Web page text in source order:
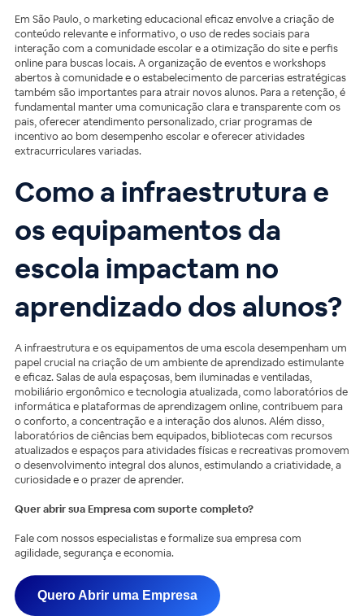
Em São Paulo, o marketing educacional eficaz envolve a criação de
conteúdo relevante e informativo, o uso de redes sociais para
interação com a comunidade escolar e a otimização do site e perfis
online para buscas locais. A organização de eventos e workshops
abertos à comunidade e o estabelecimento de parcerias estratégicas
também são importantes para atrair novos alunos. Para a retenção, é
fundamental manter uma comunicação clara e transparente com os
pais, oferecer atendimento personalizado, criar programas de
incentivo ao bom desempenho escolar e oferecer atividades
extracurriculares variadas.
Como a infraestrutura e
os equipamentos da
escola impactam no
aprendizado dos alunos?
A infraestrutura e os equipamentos de uma escola desempenham um
papel crucial na criação de um ambiente de aprendizado estimulante
e eficaz. Salas de aula espaçosas, bem iluminadas e ventiladas,
mobiliário ergonômico e tecnologia atualizada, como laboratórios de
informática e plataformas de aprendizagem online, contribuem para
o conforto, a concentração e a interação dos alunos. Além disso,
laboratórios de ciências bem equipados, bibliotecas com recursos
atualizados e espaços para atividades físicas e recreativas promovem
o desenvolvimento integral dos alunos, estimulando a criatividade, a
curiosidade e o prazer de aprender.
Quer abrir sua Empresa com suporte completo?
Fale com nossos especialistas e formalize sua empresa com
agilidade, segurança e economia.
Quero Abrir uma Empresa